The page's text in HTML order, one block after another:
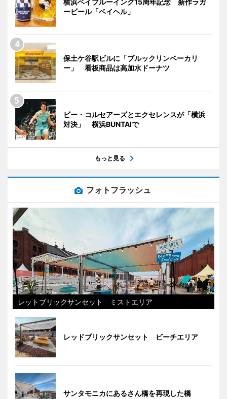
ービール「ベイヘル」
保土ケ谷駅ビルに「ブルックリンベーカリ
ー」 看板商品は高加水ドーナツ
ビー・コルセアーズとエクセレンスが「横浜
対決」 横浜BUNTAIで
もっと見る
フォトフラッシュ
レットブリックサンセット ミストエリア
レッドブリックサンセット ビーチエリア
サンタモニカにあるさん橋を再現した橋